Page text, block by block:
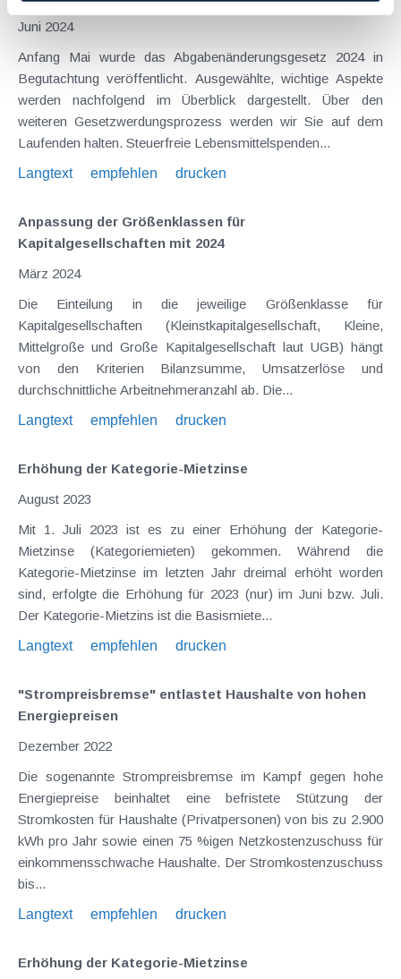
Juni 2024
Anfang Mai wurde das Abgabenänderungsgesetz 2024 in
Begutachtung veröffentlicht. Ausgewählte, wichtige Aspekte
werden nachfolgend im Überblick dargestellt. Über den
weiteren Gesetzwerdungsprozess werden wir Sie auf dem
Laufenden halten. Steuerfreie Lebensmittelspenden...
Langtext
empfehlen drucken
Anpassung der Größenklassen für
Kapitalgesellschaften mit 2024
März 2024
Die Einteilung in die jeweilige Größenklasse für
Kapitalgesellschaften (Kleinstkapitalgesellschaft, Kleine,
Mittelgroße und Große Kapitalgesellschaft laut UGB) hängt
von den Kriterien Bilanzsumme, Umsatzerlöse und
durchschnittliche Arbeitnehmeranzahl ab. Die...
Langtext
empfehlen drucken
Erhöhung der Kategorie-Mietzinse
August 2023
Mit 1. Juli 2023 ist es zu einer Erhöhung der Kategorie-
Mietzinse (Kategoriemieten) gekommen. Während die
Kategorie-Mietzinse im letzten Jahr dreimal erhöht worden
sind, erfolgte die Erhöhung für 2023 (nur) im Juni bzw. Juli.
Der Kategorie-Mietzins ist die Basismiete...
Langtext
empfehlen drucken
"Strompreisbremse" entlastet Haushalte von hohen
Energiepreisen
Dezember 2022
Die sogenannte Strompreisbremse im Kampf gegen hohe
Energiepreise beinhaltet eine befristete Stützung der
Stromkosten für Haushalte (Privatpersonen) von bis zu 2.900
kWh pro Jahr sowie einen 75 %igen Netzkostenzuschuss für
einkommensschwache Haushalte. Der Stromkostenzuschuss
bis...
Langtext
empfehlen drucken
Erhöhung der Kategorie-Mietzinse